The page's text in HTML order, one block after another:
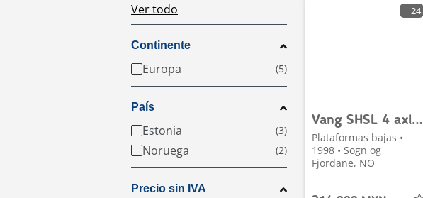
Ver todo
Continente
Europa
País
Estonia
Noruega
Precio sin IVA
24
Vang SHSL 4 axle machine trailer w/ hydraulic driving b
Plataformas bajas •
1998 • Sogn og
Fjordane, NO